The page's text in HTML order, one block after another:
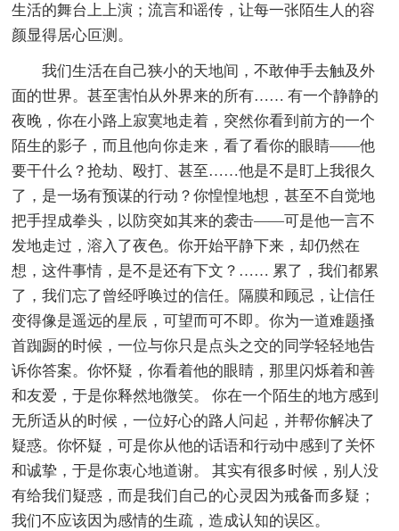
生活的舞台上上演；流言和谣传，让每一张陌生人的容
颜显得居心叵测。
我们生活在自己狭小的天地间，不敢伸手去触及外
面的世界。甚至害怕从外界来的所有…… 有一个静静的
夜晚，你在小路上寂寞地走着，突然你看到前方的一个
陌生的影子，而且他向你走来，看了看你的眼睛——他
要干什么？抢劫、殴打、甚至……他是不是盯上我很久
了，是一场有预谋的行动？你惶惶地想，甚至不自觉地
把手捏成拳头，以防突如其来的袭击——可是他一言不
发地走过，溶入了夜色。你开始平静下来，却仍然在
想，这件事情，是不是还有下文？…… 累了，我们都累
了，我们忘了曾经呼唤过的信任。隔膜和顾忌，让信任
变得像是遥远的星辰，可望而可不即。你为一道难题搔
首踟蹰的时候，一位与你只是点头之交的同学轻轻地告
诉你答案。你怀疑，你看着他的眼睛，那里闪烁着和善
和友爱，于是你释然地微笑。 你在一个陌生的地方感到
无所适从的时候，一位好心的路人问起，并帮你解决了
疑惑。你怀疑，可是你从他的话语和行动中感到了关怀
和诚挚，于是你衷心地道谢。 其实有很多时候，别人没
有给我们疑惑，而是我们自己的心灵因为戒备而多疑；
我们不应该因为感情的生疏，造成认知的误区。